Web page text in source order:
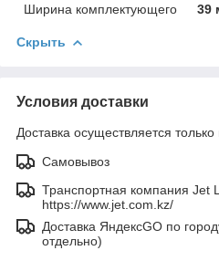
Ширина комплектующего
39
Скрыть
Условия доставки
Доставка осуществляется
Самовывоз
Транспортная компания Jet
https://www.jet.com.kz/
Доставка ЯндексGO по
отдельно)